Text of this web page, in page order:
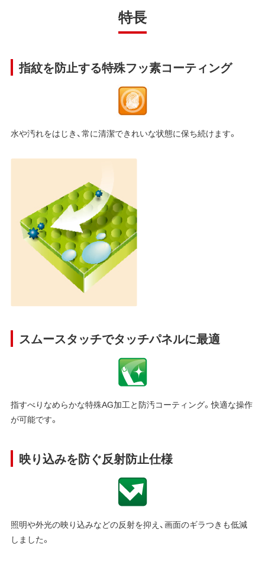
特長
指紋を防止する特殊フッ素コーティング
水や汚れをはじき、常に清潔できれいな状態に保ち続けます。
スムースタッチでタッチパネルに最適
指すべりなめらかな特殊AG加工と防汚コーティング。快適な操作
が可能です。
映り込みを防ぐ反射防止仕様
照明や外光の映り込みなどの反射を抑え、画面のギラつきも低減
しました。